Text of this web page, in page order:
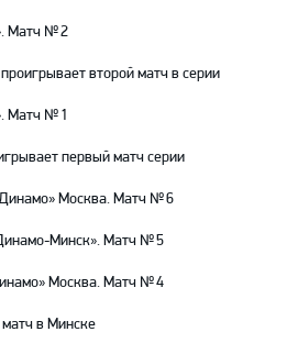
Матч № 2
второй матч в серии
Матч № 1
первый матч серии
Москва. Матч № 6
Минск». Матч № 5
Москва. Матч № 4
в Минске